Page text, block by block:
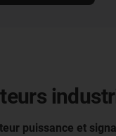
puissance et